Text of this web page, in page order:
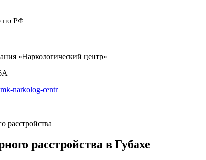
по РФ
«Наркологический центр»
narkolog-centr
расстройства
расстройства в Губахе